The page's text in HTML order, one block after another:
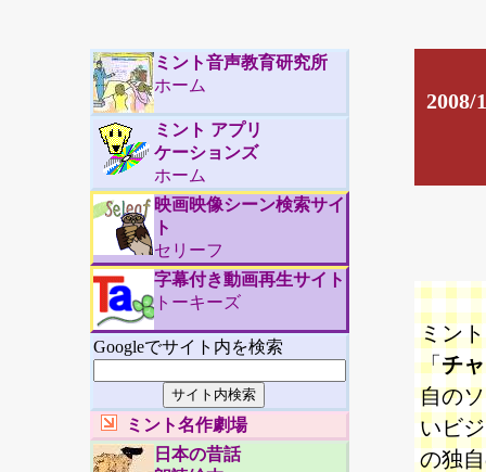
ミント音声教育研究所
ホーム
ミント アプリ
ケーションズ
ホーム
映画映像シーン検索サイ
ト
セリーフ
字幕付き動画再生サイト
トーキーズ
Googleでサイト内を検索
ミント名作劇場
日本の昔話
2008/
ミン
「チ
自の
いビ
の独